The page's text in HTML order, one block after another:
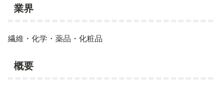
業界
繊維・化学・薬品・化粧品
概要